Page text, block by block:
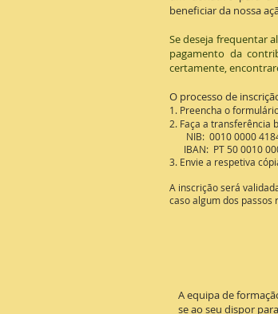
beneficiar da nossa
Se deseja frequentar
pagamento da
certamente,
O processo de
1. Preencha o
2. Faça a transferência
NIB: 0010 0000
IBAN: PT 50 0010
3. Envie a respetiva
A inscrição será
caso algum dos
A equipa de
se ao seu dispor